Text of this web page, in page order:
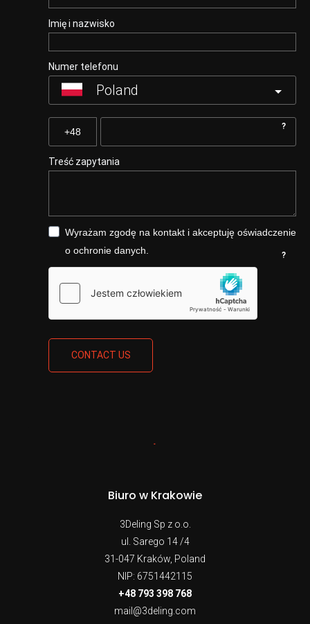
Imię i nazwisko
Numer telefonu
Poland
?
Treść zapytania
Wyrażam zgodę na kontakt i akceptuję oświadczenie
o ochronie danych.
?
CONTACT US
Biuro w Krakowie
3Deling Sp z o.o.
ul. Sarego 14 /4
31-047 Kraków, Poland
NIP: 6751442115
+48 793 398 768
mail@3deling.com